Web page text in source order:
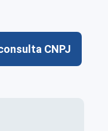
CNPJ